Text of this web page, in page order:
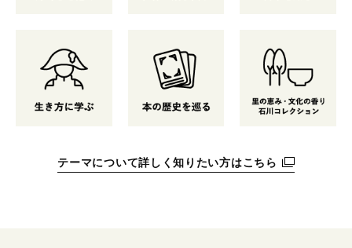
テーマについて詳しく知りたい方はこちら